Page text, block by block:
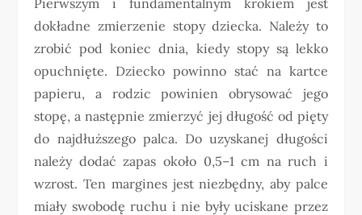
dokładne zmierzenie stopy dziecka. Należy to
zrobić pod koniec dnia, kiedy stopy są lekko
opuchnięte. Dziecko powinno stać na kartce
papieru, a rodzic powinien obrysować jego
stopę, a następnie zmierzyć jej długość od pięty
do najdłuższego palca. Do uzyskanej długości
należy dodać zapas około 0,5–1 cm na ruch i
wzrost. Ten margines jest niezbędny, aby palce
miały swobodę ruchu i nie były uciskane przez